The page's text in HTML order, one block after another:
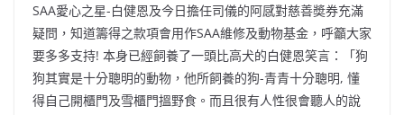
SAA愛心之星-白健恩及今日擔任司儀的阿感對慈善奬券充滿
疑問，知道籌得之款項會用作SAA維修及動物基金，呼籲大家
要多多支持! 本身已經飼養了一頭比高犬的白健恩笑言：「狗
狗其實是十分聰明的動物，他所飼養的狗-青青十分聰明, 懂
得自己開櫃門及雪櫃門搵野食。而且很有人性很會聽人的說